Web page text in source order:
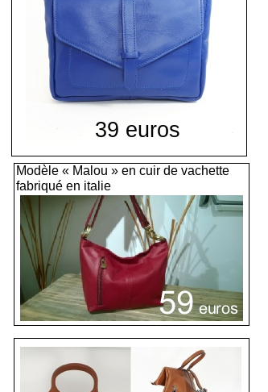
Modèle « Malou » en cuir de vachette
fabriqué en italie
39 euros